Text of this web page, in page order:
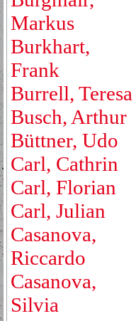
Markus
Burkhart,
Frank
Burrell, Teresa
Busch, Arthur
Büttner, Udo
Carl, Cathrin
Carl, Florian
Carl, Julian
Casanova,
Riccardo
Casanova,
Silvia